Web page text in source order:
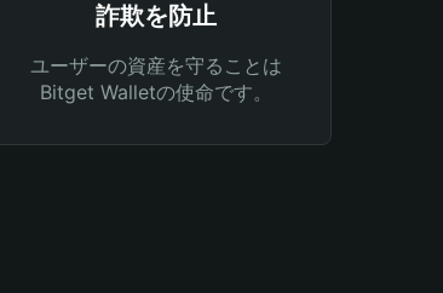
詐欺を防止
ユーザーの資産を守ることは
Bitget Walletの使命です。